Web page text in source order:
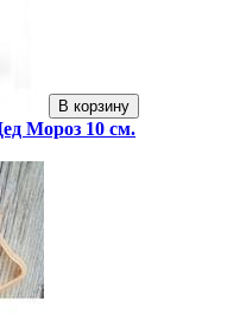
В корзину
Мороз 10 см.